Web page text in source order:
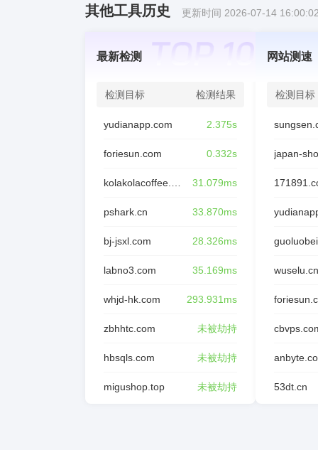
其他工具历史 更新时间 2026-07-14
最新检测
检测目标 检测结果
yudianapp.com 2.375s
foriesun.com 0.332s
31.079ms
pshark.cn 33.870ms
bj-jsxl.com 28.326ms
labno3.com 35.169ms
whjd-hk.com 293.931ms
zbhhtc.com 未被劫持
hbsqls.com 未被劫持
migushop.top 未被劫持
网站测速
检测目标
japan-
wuselu.cn
53dt.cn